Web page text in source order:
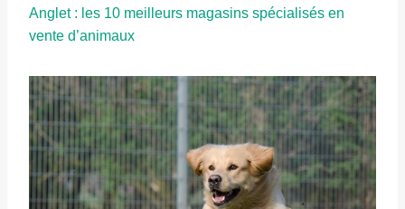
Anglet : les 10 meilleurs magasins spécialisés en
vente d’animaux